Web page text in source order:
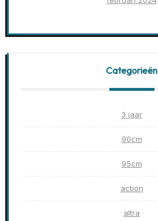
Categorieën
3 jaar
90cm
95cm
action
altra